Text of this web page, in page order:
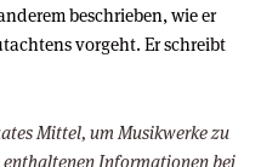
beschrieben, wie er
vorgeht. Er schreibt
Mittel, um Musikwerke zu
Informationen bei